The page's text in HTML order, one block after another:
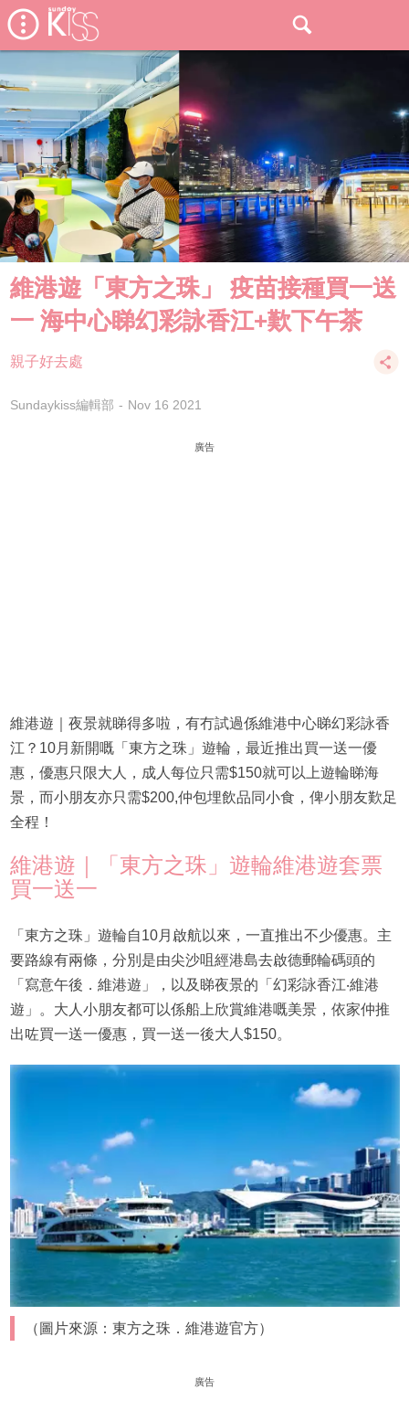
維港遊「東方之珠」 疫苗接種買一送
一 海中心睇幻彩詠香江+歎下午茶
親子好去處
Sundaykiss編輯部 Nov 16 2021
廣告
維港遊｜夜景就睇得多啦，有冇試過係維港中心睇幻彩詠香
江？10月新開嘅「東方之珠」遊輪，最近推出買一送一優
惠，優惠只限大人，成人每位只需$150就可以上遊輪睇海
景，而小朋友亦只需$200,仲包埋飲品同小食，俾小朋友歎足
全程！
維港遊｜「東方之珠」遊輪維港遊套票
買一送一
「東方之珠」遊輪自10月啟航以來，一直推出不少優惠。主
要路線有兩條，分別是由尖沙咀經港島去啟德郵輪碼頭的
「寫意午後．維港遊」，以及睇夜景的「幻彩詠香江‧維港
遊」。大人小朋友都可以係船上欣賞維港嘅美景，依家仲推
出咗買一送一優惠，買一送一後大人$150。
（圖片來源：東方之珠．維港遊官方）
廣告